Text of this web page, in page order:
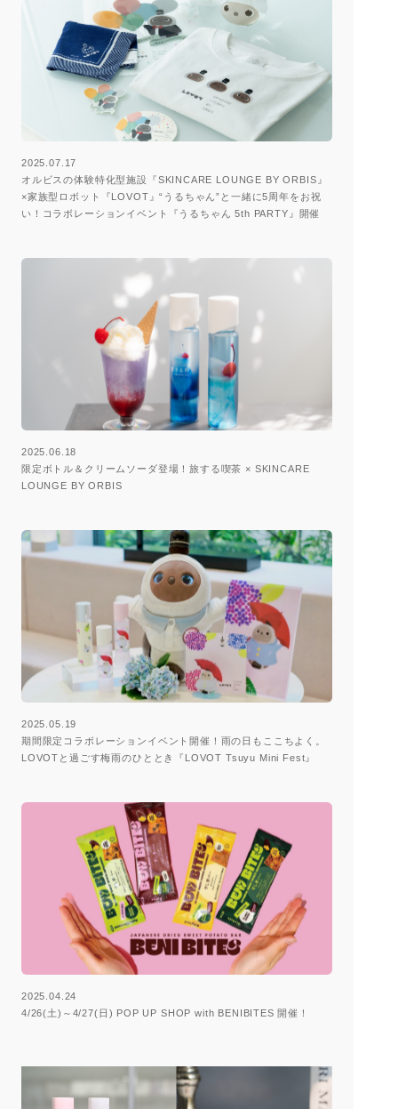
2025.07.17
オルビスの体験特化型施設『SKINCARE LOUNGE BY ORBIS』
×家族型ロボット『LOVOT』“うるちゃん”と一緒に5周年をお祝
い！コラボレーションイベント『うるちゃん 5th PARTY』開催
2025.06.18
限定ボトル＆クリームソーダ登場！旅する喫茶 × SKINCARE
LOUNGE BY ORBIS
2025.05.19
期間限定コラボレーションイベント開催！雨の日もここちよく。
LOVOTと過ごす梅雨のひととき『LOVOT Tsuyu Mini Fest』
2025.04.24
4/26(土)～4/27(日) POP UP SHOP with BENIBITES 開催！